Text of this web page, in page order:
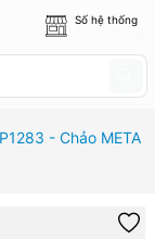
Số hệ thống
- Chảo META